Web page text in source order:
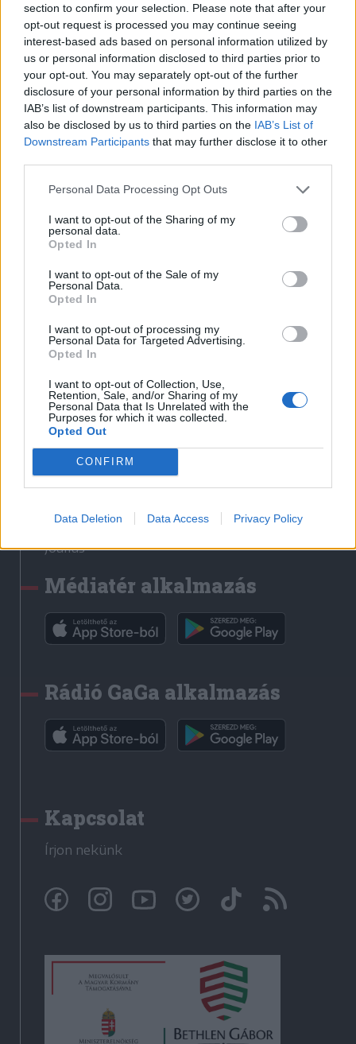
section to confirm your selection. Please note that after your
opt-out request is processed you may continue seeing
interest-based ads based on personal information utilized by
us or personal information disclosed to third parties prior to
your opt-out. You may separately opt-out of the further
disclosure of your personal information by third parties on the
IAB’s list of downstream participants. This information may
also be disclosed by us to third parties on the IAB’s List of
Downstream Participants that may further disclose it to other
Personal Data Processing Opt Outs
I want to opt-out of the Sharing of my
personal data.
Opted In
I want to opt-out of the Sale of my
Personal Data.
Opted In
I want to opt-out of processing my
Personal Data for Targeted Advertising.
Opted In
I want to opt-out of Collection, Use,
Retention, Sale, and/or Sharing of my
Personal Data that Is Unrelated with the
Purposes for which it was collected.
Opted Out
CONFIRM
Data Deletion Data Access Privacy Policy
Hasznos
Impresszum
Szerzői jogok
Adatvédelmi tájékoztató
Cookie-kezelési tájékoztató
Hozzászólási szabályzat
Nyomtatott lapjaink archívuma
Székely Hírmondó archívuma
Sütibeállítások
Médiatér
Liget
Krónika
Bihari Napló
Erdélyi Napló
Főtér
Rádió GaGa
Jóállás
Médiatér alkalmazás
Rádió GaGa alkalmazás
Kapcsolat
Írjon nekünk